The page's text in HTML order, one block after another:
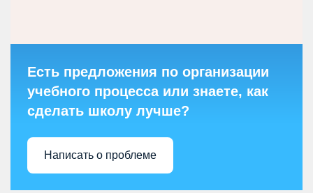
Есть предложения по организации
учебного процесса или знаете, как
сделать школу лучше?
Написать о проблеме